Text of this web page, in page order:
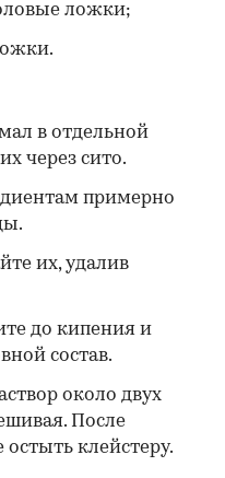
ложки;
в отдельной
через сито.
примерно
их, удалив
до кипения и
состав.
около двух
После
остыть клейстеру.